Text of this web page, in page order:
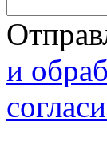
и